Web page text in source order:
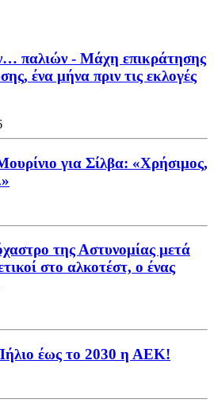
παλιών - Μάχη επικράτησης
ένα μήνα πριν τις εκλογές
για Σίλβα: «Χρήσιμος,
της Αστυνομίας μετά
στο αλκοτέστ, ο ένας
έως το 2030 η ΑΕΚ!